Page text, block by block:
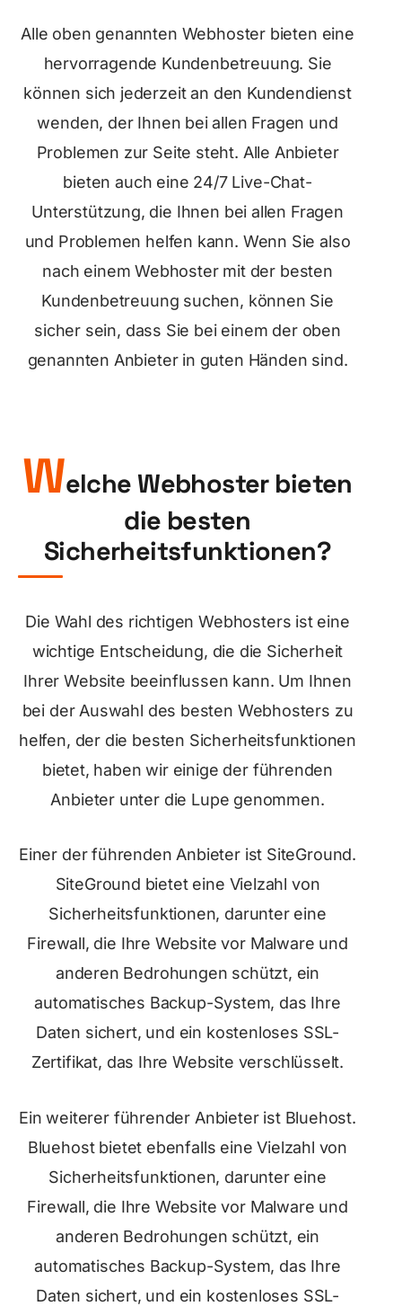
Alle oben genannten Webhoster bieten eine
hervorragende Kundenbetreuung. Sie
können sich jederzeit an den Kundendienst
wenden, der Ihnen bei allen Fragen und
Problemen zur Seite steht. Alle Anbieter
bieten auch eine 24/7 Live-Chat-
Unterstützung, die Ihnen bei allen Fragen
und Problemen helfen kann. Wenn Sie also
nach einem Webhoster mit der besten
Kundenbetreuung suchen, können Sie
sicher sein, dass Sie bei einem der oben
genannten Anbieter in guten Händen sind.
Welche Webhoster bieten
die besten
Sicherheitsfunktionen?
Die Wahl des richtigen Webhosters ist eine
wichtige Entscheidung, die die Sicherheit
Ihrer Website beeinflussen kann. Um Ihnen
bei der Auswahl des besten Webhosters zu
helfen, der die besten Sicherheitsfunktionen
bietet, haben wir einige der führenden
Anbieter unter die Lupe genommen.
Einer der führenden Anbieter ist SiteGround.
SiteGround bietet eine Vielzahl von
Sicherheitsfunktionen, darunter eine
Firewall, die Ihre Website vor Malware und
anderen Bedrohungen schützt, ein
automatisches Backup-System, das Ihre
Daten sichert, und ein kostenloses SSL-
Zertifikat, das Ihre Website verschlüsselt.
Ein weiterer führender Anbieter ist Bluehost.
Bluehost bietet ebenfalls eine Vielzahl von
Sicherheitsfunktionen, darunter eine
Firewall, die Ihre Website vor Malware und
anderen Bedrohungen schützt, ein
automatisches Backup-System, das Ihre
Daten sichert, und ein kostenloses SSL-